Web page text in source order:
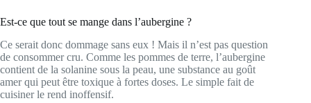
Est-ce que tout se mange dans l’aubergine ?
Ce serait donc dommage sans eux ! Mais il n’est pas question
de consommer cru. Comme les pommes de terre, l’aubergine
contient de la solanine sous la peau, une substance au goût
amer qui peut être toxique à fortes doses. Le simple fait de
cuisiner le rend inoffensif.